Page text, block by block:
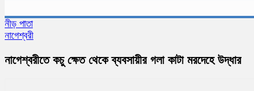
নীড় পাতা
নাগেশ্বরী
নাগেশ্বরীতে কচু ক্ষেত থেকে ব্যবসায়ীর গলা কাটা মরদেহে উদ্ধার